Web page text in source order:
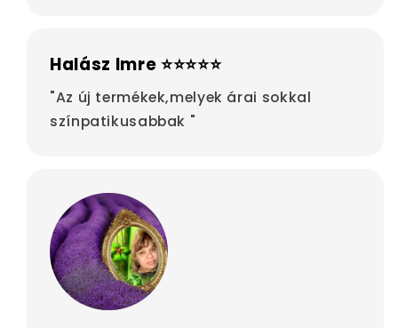
Halász Imre ⭐⭐⭐⭐⭐
"Az új termékek,melyek árai sokkal
színpatikusabbak "